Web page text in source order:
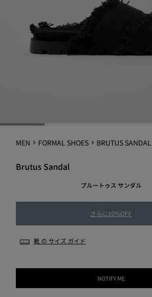
MEN FORMAL SHOES BRUTUS SANDAL
Brutus Sandal
ブルートゥス サンダル
さらに10%OFF
靴 の サイズ ガイド
NOTIFY ME